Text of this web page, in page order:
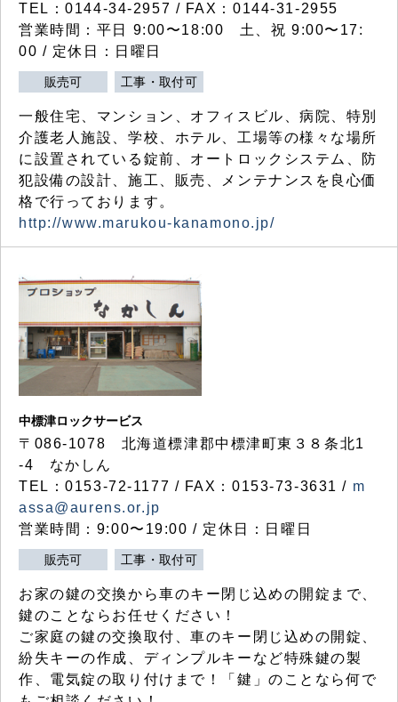
TEL：0144-34-2957 / FAX：0144-31-2955
営業時間：平日 9:00〜18:00 土、祝 9:00〜17:
00 / 定休日：日曜日
販売可 工事・取付可
一般住宅、マンション、オフィスビル、病院、特別
介護老人施設、学校、ホテル、工場等の様々な場所
に設置されている錠前、オートロックシステム、防
犯設備の設計、施工、販売、メンテナンスを良心価
格で行っております。
http://www.marukou-kanamono.jp/
中標津ロックサービス
〒086-1078 北海道標津郡中標津町東３８条北1
-4 なかしん
TEL：0153-72-1177 / FAX：0153-73-3631 / m
assa@aurens.or.jp
営業時間：9:00〜19:00 / 定休日：日曜日
販売可 工事・取付可
お家の鍵の交換から車のキー閉じ込めの開錠まで、
鍵のことならお任せください！
ご家庭の鍵の交換取付、車のキー閉じ込めの開錠、
紛失キーの作成、ディンプルキーなど特殊鍵の製
作、電気錠の取り付けまで！「鍵」のことなら何で